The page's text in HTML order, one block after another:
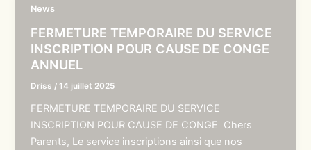
News
FERMETURE TEMPORAIRE DU SERVICE
INSCRIPTION POUR CAUSE DE CONGE
ANNUEL
Driss /14 juillet 2025
FERMETURE TEMPORAIRE DU SERVICE
INSCRIPTION POUR CAUSE DE CONGE Chers
Parents, Le service inscriptions ainsi que nos